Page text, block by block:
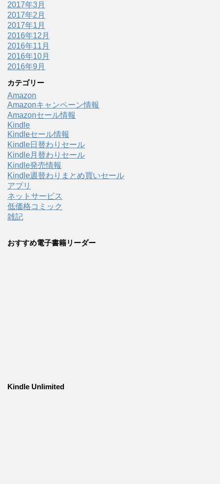
2017年3月
2017年2月
2017年1月
2016年12月
2016年11月
2016年10月
2016年9月
カテゴリー
Amazon
Amazonキャンペーン情報
Amazonセール情報
Kindle
Kindleセール情報
Kindle日替わりセール
Kindle月替わりセール
Kindle発売情報
Kindle週替わりまとめ買いセール
アプリ
ネットサービス
低価格コミック
雑記
おすすめ電子書籍リーダー
Kindle Unlimited